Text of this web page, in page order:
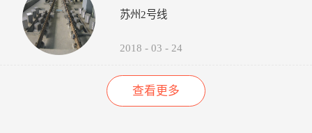
上了一个新台阶了。” ——重
修管理人员
苏州2号线
2018 - 03 - 24
查看更多